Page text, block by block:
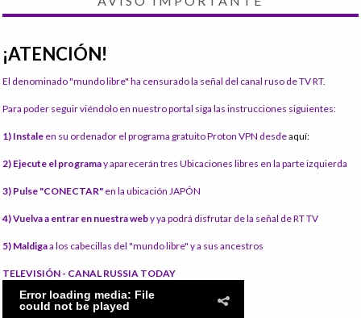
¡ATENCIÓN!
El denominado "mundo libre" ha censurado la señal del canal ruso de TV RT.
Para poder seguir viéndolo en nuestro portal siga las instrucciones siguientes:
1) Instale en su ordenador el programa gratuito Proton VPN desdeaquí:
2) Ejecute el programay aparecerán tres Ubicaciones libres en la parte izquierda
3) Pulse "CONECTAR" en la ubicación JAPÓN
4) Vuelva a entrar en nuestra weby ya podrá disfrutar de la señal de RT TV
5) Maldigaa los cabecillas del "mundo libre" y a sus ancestros
TELEVISIÓN - CANAL RUSSIA TODAY